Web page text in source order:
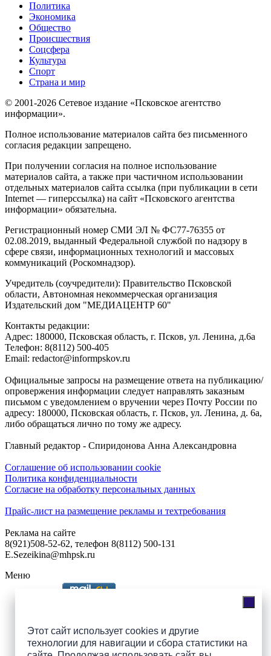
Этот сайт использует cookies и другие
технологии для навигации и сбора статистики на
Политика
Экономика
Общество
Происшествия
Соцсфера
Культура
Спорт
Страна и мир
© 2001-2026 Сетевое издание «Псковское агентство
информации».
Полное использование материалов сайта без письменного
согласия редакции запрещено.
При получении согласия на полное использование
материалов сайта, а также при частичном использовании
отдельных материалов сайта ссылка (при публикации в сети
Internet — гиперссылка) на сайт «Псковского агентства
информации» обязательна.
Регистрационный номер СМИ ЭЛ № ФС77-76355 от
02.08.2019, выданный Федеральной службой по надзору в
сфере связи, информационных технологий и массовых
коммуникаций (Роскомнадзор).
Учредитель (соучредители): Правительство Псковской
области, Автономная некоммерческая организация
Издательский дом "МЕДИАЦЕНТР 60"
Контакты редакции:
Адреc: 180000, Псковская область, г. Псков, ул. Ленина, д.6а
Телефон: 8(8112) 500-405
Email: redactor@informpskov.ru
Официальные запросы на размещение ответа на публикацию/
опровержения информации следует направлять заказным
письмом с уведомлением о вручении через Почту России по
адресу: 180000, Псковская область, г. Псков, ул. Ленина, д. 6а,
либо обращаться лично по тому же адресу.
Главный редактор - Спиридонова Анна Александровна
Соглашение об использовании cookie
Политика конфиденциальности
Согласие на обработку персональных данных
Прайс-лист на размещение рекламы и техтребования
Реклама на сайте
8(921)508-52-62, телефон 8(8112) 500-131
E.Sezeikina@mhpsk.ru
Меню